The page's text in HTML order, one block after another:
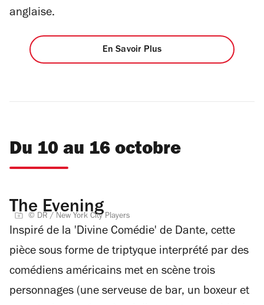
anglaise.
En Savoir Plus
Du 10 au 16 octobre
The Evening
© DR / New York City Players
Inspiré de la 'Divine Comédie' de Dante, cette
pièce sous forme de triptyque interprété par des
comédiens américains met en scène trois
personnages (une serveuse de bar, un boxeur et